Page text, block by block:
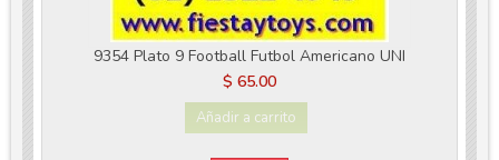
9354 Plato 9 Football Futbol Americano UNI
$ 65.00
Añadir a carrito